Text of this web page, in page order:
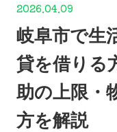
2026.04.09
岐阜市で生
貸を借りる
助の上限・
方を解説